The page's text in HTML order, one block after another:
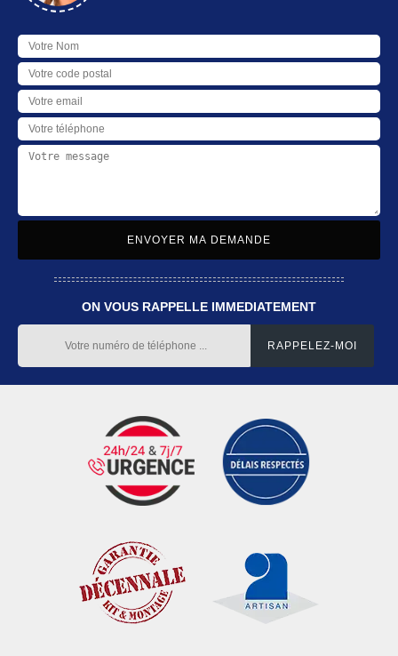
ON VOUS RAPPELLE IMMEDIATEMENT